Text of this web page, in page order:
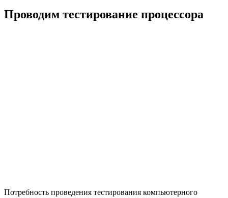
Проводим тестирование процессора
Потребность проведения тестирования компьютерного